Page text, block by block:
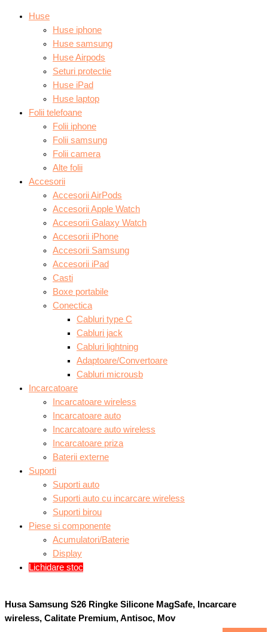
Huse
Huse iphone
Huse samsung
Huse Airpods
Seturi protectie
Huse iPad
Huse laptop
Folii telefoane
Folii iphone
Folii samsung
Folii camera
Alte folii
Accesorii
Accesorii AirPods
Accesorii Apple Watch
Accesorii Galaxy Watch
Accesorii iPhone
Accesorii Samsung
Accesorii iPad
Casti
Boxe portabile
Conectica
Cabluri type C
Cabluri jack
Cabluri lightning
Adaptoare/Convertoare
Cabluri microusb
Incarcatoare
Incarcatoare wireless
Incarcatoare auto
Incarcatoare auto wireless
Incarcatoare priza
Baterii externe
Suporti
Suporti auto
Suporti auto cu incarcare wireless
Suporti birou
Piese si componente
Acumulatori/Baterie
Display
Lichidare stoc
Husa Samsung S26 Ringke Silicone MagSafe, Incarcare
wireless, Calitate Premium, Antisoc, Mov